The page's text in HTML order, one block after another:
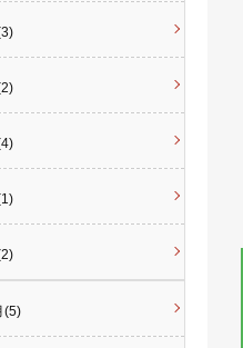
(5)